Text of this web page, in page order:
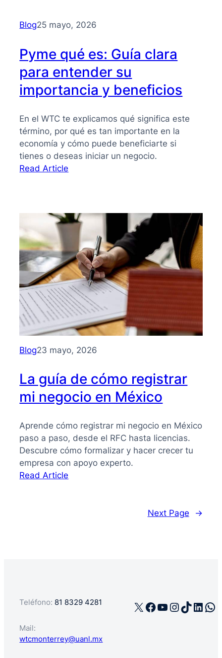
para
PYMES
Blog25 mayo, 2026
Pyme qué es: Guía clara
para entender su
importancia y beneficios
En el WTC te explicamos qué significa este
término, por qué es tan importante en la
economía y cómo puede beneficiarte si
tienes o deseas iniciar un negocio.
Read Article
Guía
clara
para
entender
su
importancia
y
beneficios
Blog23 mayo, 2026
La guía de cómo registrar
mi negocio en México
Aprende cómo registrar mi negocio en México
paso a paso, desde el RFC hasta licencias.
Descubre cómo formalizar y hacer crecer tu
empresa con apoyo experto.
Read Article
Next Page →
Teléfono: 81 8329 4281
Mail:
wtcmonterrey@uanl.mx
X Facebook
YouTube
TikTok